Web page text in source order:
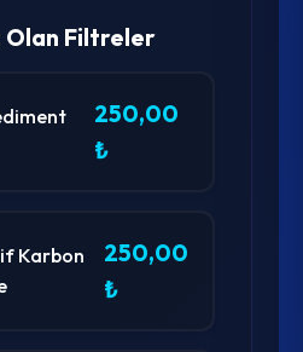
Olan Filtreler
250,00
₺
Karbon
250,00
₺